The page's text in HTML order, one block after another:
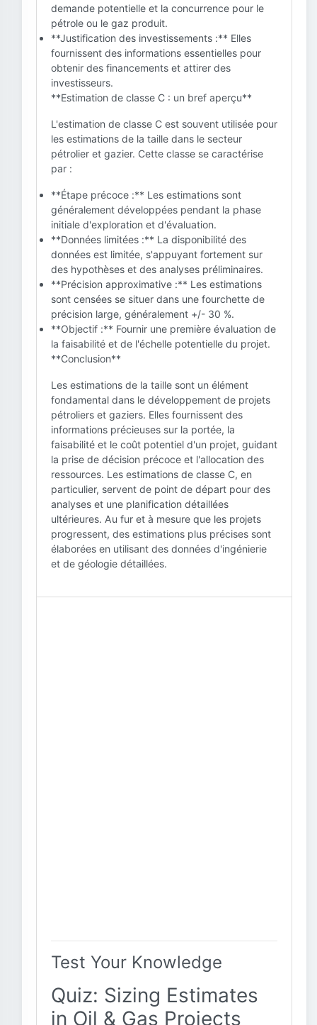
demande potentielle et la concurrence pour le
pétrole ou le gaz produit.
**Justification des investissements :** Elles
fournissent des informations essentielles pour
obtenir des financements et attirer des
investisseurs.
**Estimation de classe C : un bref aperçu**
L'estimation de classe C est souvent utilisée pour
les estimations de la taille dans le secteur
pétrolier et gazier. Cette classe se caractérise
par :
**Étape précoce :** Les estimations sont
généralement développées pendant la phase
initiale d'exploration et d'évaluation.
**Données limitées :** La disponibilité des
données est limitée, s'appuyant fortement sur
des hypothèses et des analyses préliminaires.
**Précision approximative :** Les estimations
sont censées se situer dans une fourchette de
précision large, généralement +/- 30 %.
**Objectif :** Fournir une première évaluation de
la faisabilité et de l'échelle potentielle du projet.
**Conclusion**
Les estimations de la taille sont un élément
fondamental dans le développement de projets
pétroliers et gaziers. Elles fournissent des
informations précieuses sur la portée, la
faisabilité et le coût potentiel d'un projet, guidant
la prise de décision précoce et l'allocation des
ressources. Les estimations de classe C, en
particulier, servent de point de départ pour des
analyses et une planification détaillées
ultérieures. Au fur et à mesure que les projets
progressent, des estimations plus précises sont
élaborées en utilisant des données d'ingénierie
et de géologie détaillées.
Test Your Knowledge
Quiz: Sizing Estimates
in Oil & Gas Projects